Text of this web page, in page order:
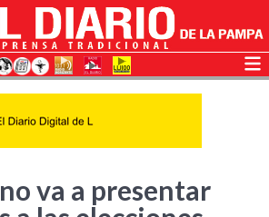
va a presentar